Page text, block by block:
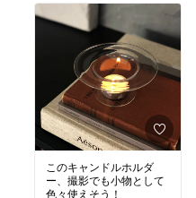
このキャンドルホルダ
ー、撮影でも小物として
色々使えそう！